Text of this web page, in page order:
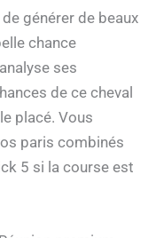
générer de beaux
chance
ses
de ce cheval
placé. Vous
paris combinés
5 si la course est